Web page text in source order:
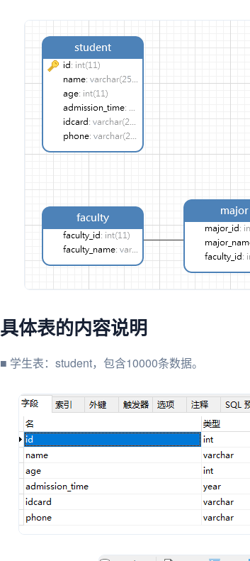
具体表的内容说明
■ 学生表：student，包含10000条数据。